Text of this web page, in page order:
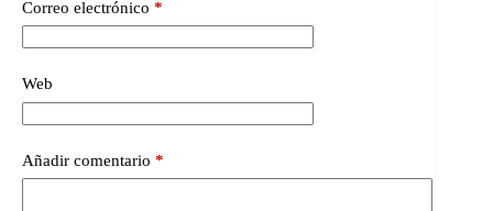
Correo electrónico *
Web
Añadir comentario *